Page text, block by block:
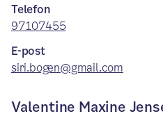
Telefon
97107455
E-post
siri.bogen@gmail.com
Valentine Maxine